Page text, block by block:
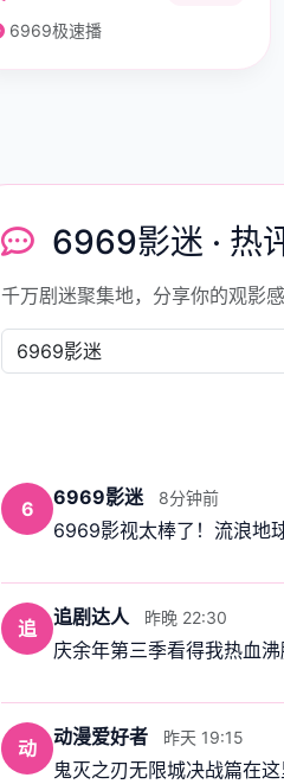
6969极速播
6969影迷 · 热
千万剧迷聚集地，分享你的观影
6 6969影迷 8分钟前
6969影视太棒了！流浪地
追 追剧达人 昨晚 22:30
庆余年第三季看得我热血
动 动漫爱好者 昨天 19:15
鬼灭之刃无限城决战篇在